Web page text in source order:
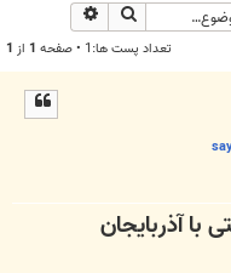
جستجو
تعداد پست ها:1 • صفحه 1 از 1
با آذربایجان